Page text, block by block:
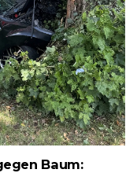
Baum: